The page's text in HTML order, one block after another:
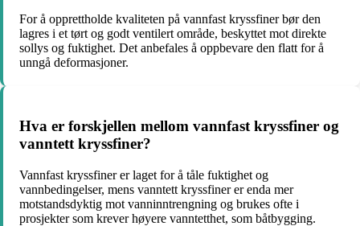
For å opprettholde kvaliteten på vannfast kryssfiner bør den
lagres i et tørt og godt ventilert område, beskyttet mot direkte
sollys og fuktighet. Det anbefales å oppbevare den flatt for å
unngå deformasjoner.
Hva er forskjellen mellom vannfast kryssfiner og
vanntett kryssfiner?
Vannfast kryssfiner er laget for å tåle fuktighet og
vannbedingelser, mens vanntett kryssfiner er enda mer
motstandsdyktig mot vanninntrengning og brukes ofte i
prosjekter som krever høyere vanntetthet, som båtbygging.